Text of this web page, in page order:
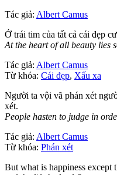
Tác giả: Albert Camus
Ở trái tim của tất cả cái đẹp
At the heart of all beauty lies
Tác giả: Albert Camus
Từ khóa: Cái đẹp, Xấu xa
Người ta vội vã phán xét
xét.
People hasten to judge in
Tác giả: Albert Camus
Từ khóa: Phán xét
But what is happiness except